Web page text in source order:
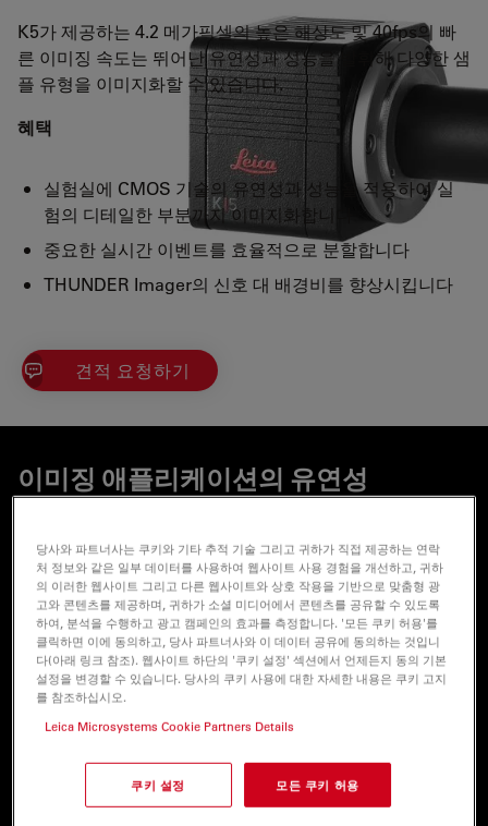
K5가 제공하는 4.2 메가픽셀의 높은 해상도 및 40fps의 빠
른 이미징 속도는 뛰어난 유연성과 성능을 발휘해 다양한 샘
플 유형을 이미지화할 수 있습니다.
혜택
실험실에 CMOS 기술의 유연성과 성능을 적용하여 실
험의 디테일한 부분까지 이미지화합니다
중요한 실시간 이벤트를 효율적으로 분할합니다
THUNDER Imager의 신호 대 배경비를 향상시킵니다
견적 요청하기
이미징 애플리케이션의 유연성
파라미터를 조정하여 샘플 니즈에 부합할 수 있습니다
최대 40fts 이미징 속도로 동적 세포 이벤트를 이미지화
합니다
4.2Mp의 높은 해상도 덕분에 구조를 자세하게 분석합니
다
80%의 높은 양자 효율로 노출 시간 및 광독성 효과가 감
소합니다.
당사와 파트너사는 쿠키와 기타 추적 기술 그리고 귀하가 직접 제공하는 연락
처 정보와 같은 일부 데이터를 사용하여 웹사이트 사용 경험을 개선하고, 귀하
의 이러한 웹사이트 그리고 다른 웹사이트와 상호 작용을 기반으로 맞춤형 광
고와 콘텐츠를 제공하며, 귀하가 소셜 미디어에서 콘텐츠를 공유할 수 있도록
하여, 분석을 수행하고 광고 캠페인의 효과를 측정합니다. '모든 쿠키 허용'를
클릭하면 이에 동의하고, 당사 파트너사와 이 데이터 공유에 동의하는 것입니
다(아래 링크 참조). 웹사이트 하단의 '쿠키 설정' 섹션에서 언제든지 동의 기본
설정을 변경할 수 있습니다. 당사의 쿠키 사용에 대한 자세한 내용은 쿠키 고지
를 참조하십시오.
Leica Microsystems Cookie Partners Details
쿠키 설정 모든 쿠키 허용